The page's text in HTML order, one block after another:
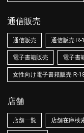
通信販売
通信販売 通信販売 R-
電子書籍販売 電子書
女性向け電子書籍販売 R-
店舗
店舗一覧 店舗在庫検